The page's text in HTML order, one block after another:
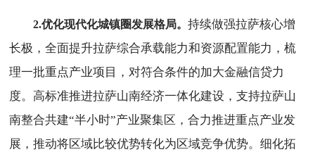
2.优化现代化城镇圈发展格局。持续做强拉萨核心增
长极，全面提升拉萨综合承载能力和资源配置能力，梳
理一批重点产业项目，对符合条件的加大金融信贷力
度。高标准推进拉萨山南经济一体化建设，支持拉萨山
南整合共建“半小时”产业聚集区，合力推进重点产业发
展，推动将区域比较优势转化为区域竞争优势。细化拓